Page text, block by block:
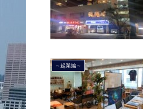
～起業編～